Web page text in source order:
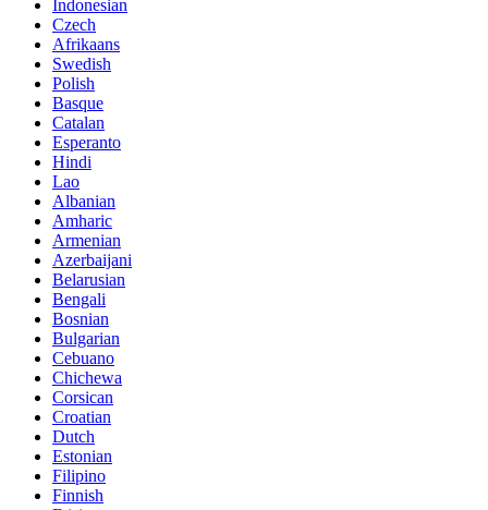
Indonesian
Czech
Afrikaans
Swedish
Polish
Basque
Catalan
Esperanto
Hindi
Lao
Albanian
Amharic
Armenian
Azerbaijani
Belarusian
Bengali
Bosnian
Bulgarian
Cebuano
Chichewa
Corsican
Croatian
Dutch
Estonian
Filipino
Finnish